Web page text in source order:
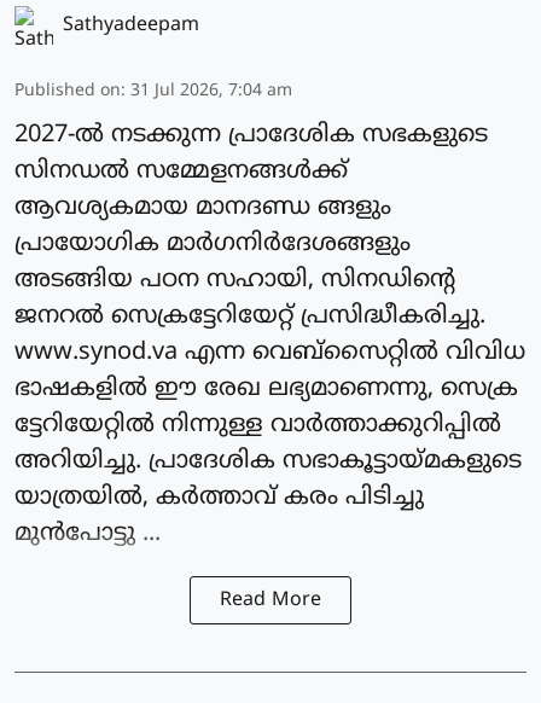
Sathyadeepam
Published on: 31 Jul 2026, 7:04 am
2027-ല്‍ നടക്കുന്ന പ്രാദേശിക സഭകളുടെ
സിനഡല്‍ സമ്മേളനങ്ങള്‍ക്ക്
ആവശ്യകമായ മാനദണ്ഡ ങ്ങളും
പ്രായോഗിക മാർഗനിർദേശങ്ങളും
അടങ്ങിയ പഠന സഹായി, സിനഡിന്റെ
ജനറല്‍ സെക്രട്ടേറിയേറ്റ് പ്രസിദ്ധീകരിച്ചു.
www.synod.va എന്ന വെബ്സൈറ്റില്‍ വിവിധ
ഭാഷകളില്‍ ഈ രേഖ ലഭ്യമാണെന്നു, സെക്ര
ട്ടേറിയേറ്റില്‍ നിന്നുള്ള വാര്‍ത്താക്കുറിപ്പില്‍
അറിയിച്ചു. പ്രാദേശിക സഭാകൂട്ടായ്മകളുടെ
യാത്രയില്‍, കര്‍ത്താവ് കരം പിടിച്ചു
മുന്‍പോട്ടു ...
Read More